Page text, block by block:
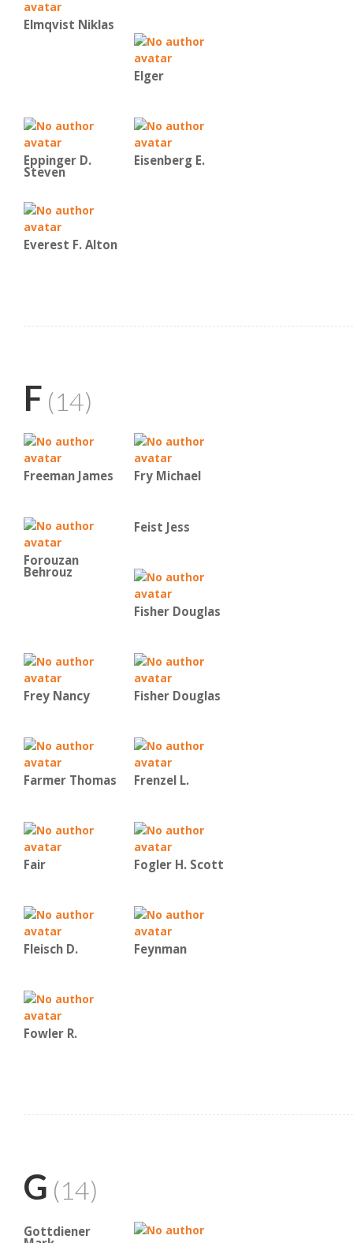
Elmqvist Niklas
Elger
Eppinger D.
Steven
Eisenberg E.
Everest F. Alton
F (14)
Freeman James Fry Michael
Forouzan
Behrouz
Feist Jess
Fisher Douglas
Frey Nancy Fisher Douglas
Farmer Thomas Frenzel L.
Fair Fogler H. Scott
Fleisch D. Feynman
Fowler R.
G (14)
Gottdiener